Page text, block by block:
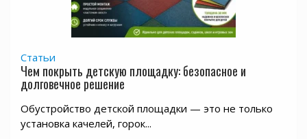
Статьи
Чем покрыть детскую площадку: безопасное и
долговечное решение
Обустройство детской площадки — это не только
установка качелей, горок...